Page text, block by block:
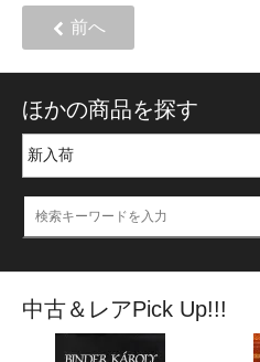
前へ
ほかの商品を探す
中古＆レアPick Up!!!